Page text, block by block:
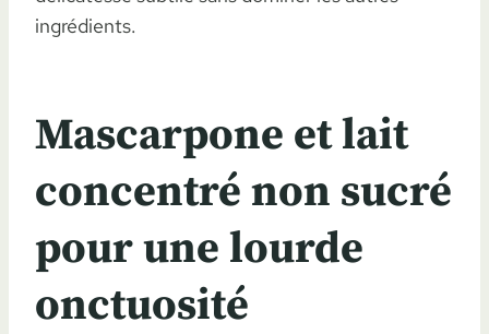
ingrédients.
Mascarpone et lait
concentré non sucré
pour une lourde
onctuosité